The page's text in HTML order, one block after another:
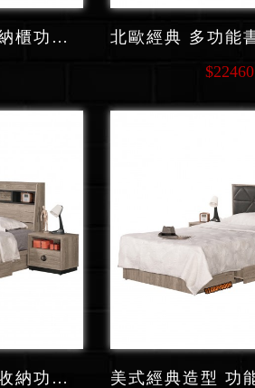
北歐經典 多功能收納櫃功能 單人床 F141
$22460
美式經典造型 多重收納功能系列功能系列 單人床 F128